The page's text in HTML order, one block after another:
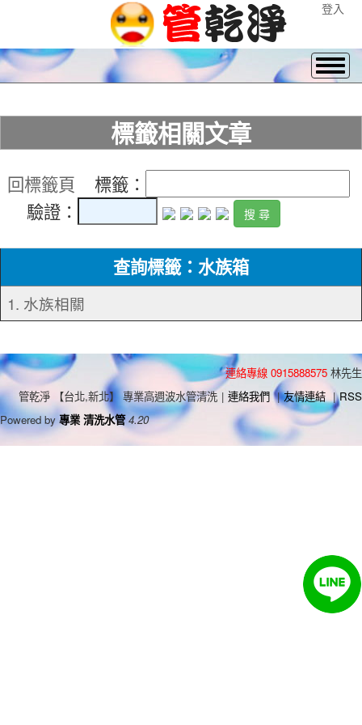
登入
標籤相關文章
回標籤頁 標籤：
驗證：
查詢標籤：水族箱
1. 水族相關
連絡專線 0915888575 林先生
管乾淨 【台北,新北】 專業高週波水管清洗 | 連絡我們 | 友情連結 | RSS
Powered by 專業 清洗水管 4.20